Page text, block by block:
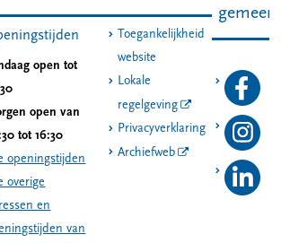
open tot
open van
tot 16:30
openingstijden
overige
en
van
Toegankelijkheid
website
Lokale
regelgeving
Privacyverklaring
Archiefweb